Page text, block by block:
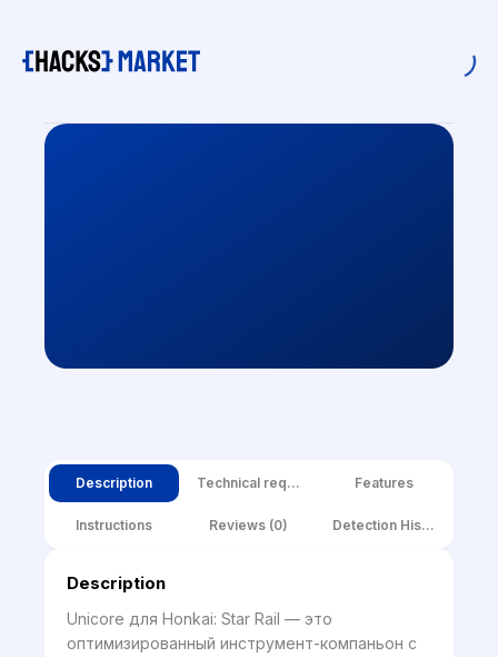
Description Technical requirements Features
Instructions Reviews (0) Detection History
Description
Unicore для Honkai: Star Rail — это
оптимизированный инструмент-компаньон с